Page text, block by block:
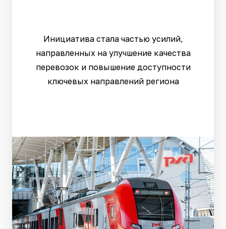
Инициатива стала частью усилий,
направленных на улучшение качества
перевозок и повышение доступности
ключевых направлений региона